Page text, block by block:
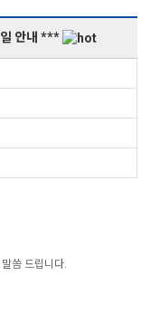
안내 ***
씀 드립니다.